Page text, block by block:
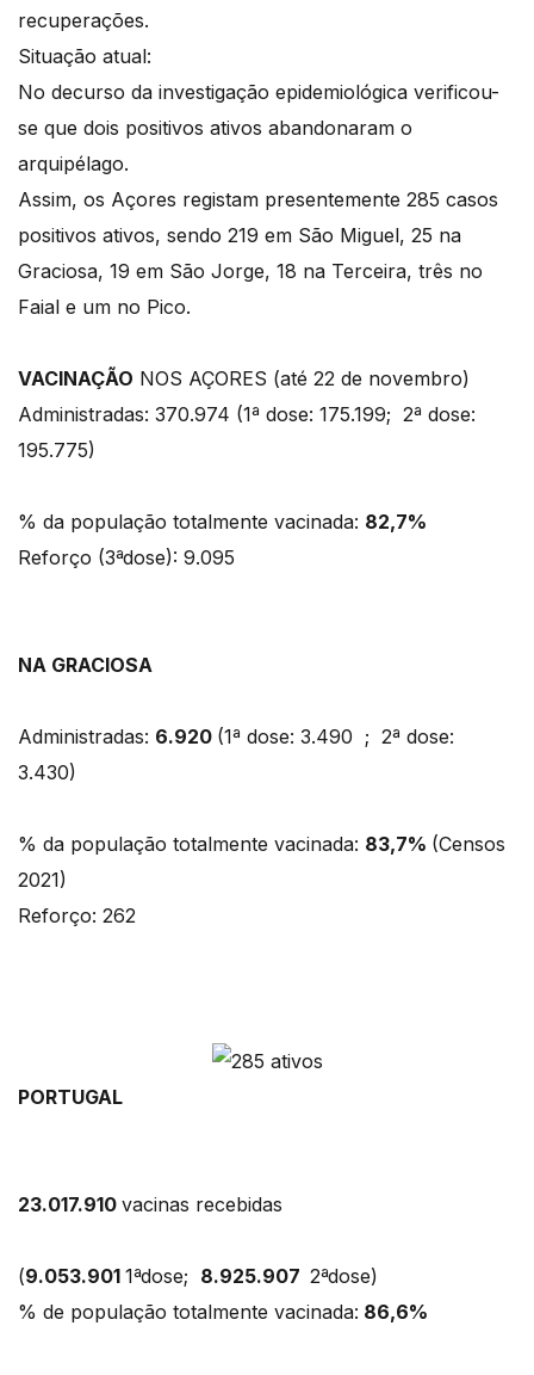
recuperações.
Situação atual:
No decurso da investigação epidemiológica verificou-
se que dois positivos ativos abandonaram o
arquipélago.
Assim, os Açores registam presentemente 285 casos
positivos ativos, sendo 219 em São Miguel, 25 na
Graciosa, 19 em São Jorge, 18 na Terceira, três no
Faial e um no Pico.
VACINAÇÃO NOS AÇORES (até 22 de novembro)
Administradas: 370.974 (1ª dose: 175.199; 2ª dose:
195.775)
% da população totalmente vacinada: 82,7%
Reforço (3ªdose): 9.095
NA GRACIOSA
Administradas: 6.920 (1ª dose: 3.490 ; 2ª dose:
3.430)
% da população totalmente vacinada: 83,7% (Censos
2021)
Reforço: 262
PORTUGAL
23.017.910 vacinas recebidas
(9.053.901 1ªdose; 8.925.907 2ªdose)
% de população totalmente vacinada: 86,6%